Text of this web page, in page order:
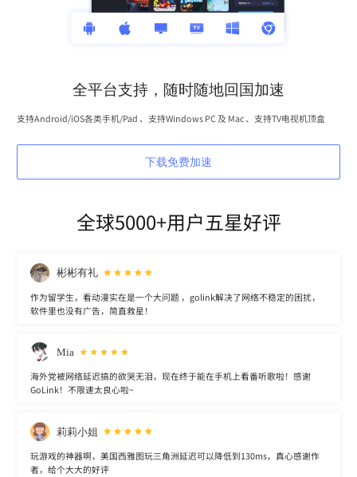
全平台支持，随时随地回国加速
支持Android/iOS各类手机/Pad 、支持Windows PC 及 Mac 、支持TV电视机顶盒
下载免费加速
全球5000+用户五星好评
彬彬有礼
作为留学生，看动漫实在是一个大问题 ，golink解决了网络不稳定的困扰，
软件里也没有广告，简直救星！
Mia
海外党被网络延迟搞的欲哭无泪，现在终于能在手机上看番听歌啦！感谢
GoLink！不限速太良心啦~
莉莉小姐
玩游戏的神器啊，美国西雅图玩三角洲延迟可以降低到130ms，真心感谢作
者，给个大大的好评